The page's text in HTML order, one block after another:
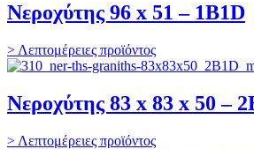
Νεροχύτης 96 x 51 – 1B1D
> Λεπτομέρειες προϊόντος
Νεροχύτης 83 x 83 x 50 –
> Λεπτομέρειες προϊόντος